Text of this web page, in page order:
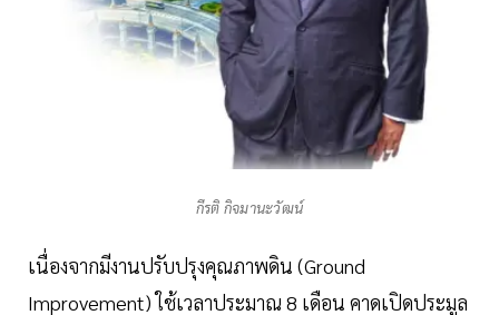
กีรติ กิจมานะวัฒน์
เนื่องจากมีงานปรับปรุงคุณภาพดิน (Ground
Improvement) ใช้เวลาประมาณ 8 เดือน คาดเปิดประมูล